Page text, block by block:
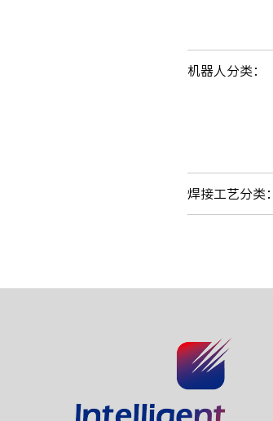
机器人分类：
焊接工艺分类：